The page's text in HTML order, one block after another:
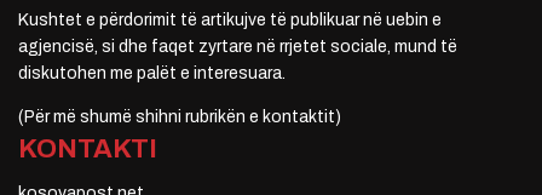
Kushtet e përdorimit të artikujve të publikuar në uebin e
agjencisë, si dhe faqet zyrtare në rrjetet sociale, mund të
diskutohen me palët e interesuara.
(Për më shumë shihni rubrikën e kontaktit)
KONTAKTI